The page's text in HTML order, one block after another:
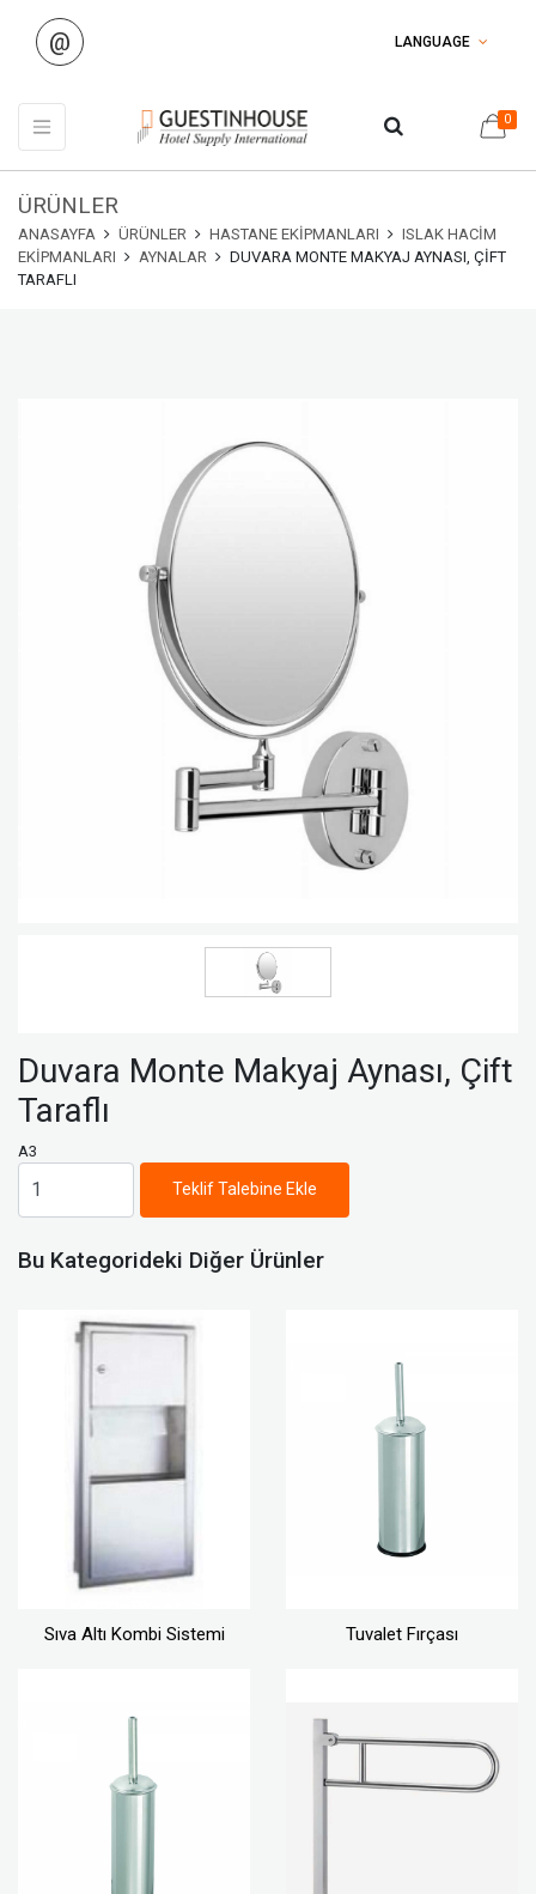
@ LANGUAGE
0
ÜRÜNLER
ANASAYFA ÜRÜNLER HASTANE EKIPMANLARI
ISLAK HACIM
EKIPMANLARI
AYNALAR
DUVARA MONTE MAKYAJ AYNASI, ÇIFT
TARAFLI
Duvara Monte Makyaj Aynası, Çift
Taraflı
A3
Teklif Talebine Ekle
Bu Kategorideki Diğer Ürünler
Sıva Altı Kombi Sistemi Tuvalet Fırçası